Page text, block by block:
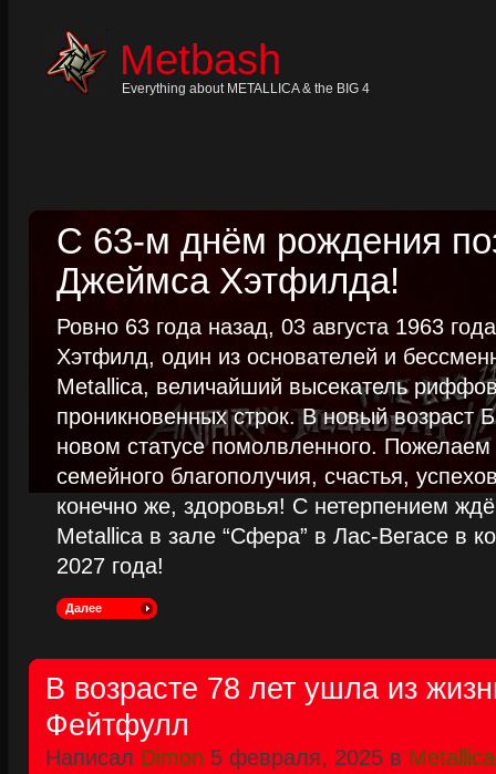
Metbash
Everything about METALLICA & the BIG 4
С 63-м днём рождения
Джеймса Хэтфилда!
Ровно 63 года назад, 03 августа 1963
Хэтфилд, один из основателей и
Metallica, величайший высекатель
проникновенных строк. В новый возраст
новом статусе помолвленного.
семейного благополучия, счастья,
конечно же, здоровья! С нетерпением
Metallica в зале “Сфера” в Лас-Вегасе в
2027 года!
Далее
В возрасте 78 лет ушла из
Фейтфулл
Написал Dimon 5 февраля, 2025 в Metallica